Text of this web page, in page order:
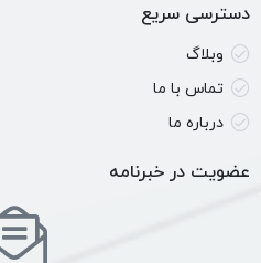
دسترسی سریع
وبلاگ
تماس با ما
درباره ما
عضویت در خبرنامه